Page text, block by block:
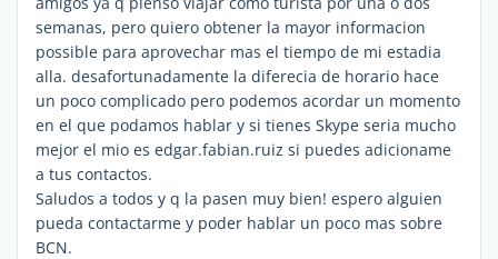
semanas, pero quiero obtener la mayor informacion
possible para aprovechar mas el tiempo de mi estadia
alla. desafortunadamente la diferecia de horario hace
un poco complicado pero podemos acordar un momento
en el que podamos hablar y si tienes Skype seria mucho
mejor el mio es edgar.fabian.ruiz si puedes adicioname
a tus contactos.
Saludos a todos y q la pasen muy bien! espero alguien
pueda contactarme y poder hablar un poco mas sobre
BCN.